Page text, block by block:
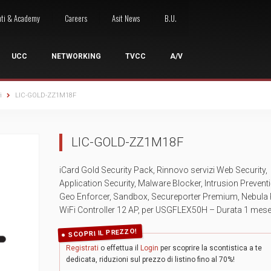
& Academy Careers Asit News B.U.
UPS Desktop
UPS Rack/Tower
UPS Tower
UPS Accessori
Giuntatrici a
UCC
Videoconferenza
NETWORKING
Access Point Outdoor
Licenze / Rinnovi
Site Survey
Accessori Wireless
TVCC A/V
Switch A/V
Extenders
Switchers
Cavi ed Accessori
LIC-GOLD-ZZ1M18F
LIC-GOLD-ZZ1M18F
iCard Gold Security Pack, Rinnovo servizi Web Security,
Application Security, Malware Blocker, Intrusion
Geo Enforcer, Sandbox, Secureporter Premium, Nebula
WiFi Controller 12 AP, per USGFLEX50H – Durata 1 mese
SCOPRI IL PREZZO!
Registrati o effettua il Login per scoprire la scontistica a te
dedicata, riduzioni sul prezzo di listino fino al 70%!